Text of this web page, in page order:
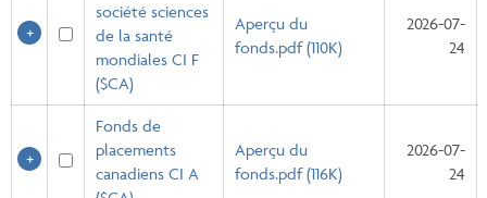
société sciences
de la santé
mondiales CI F
($CA)
Aperçu du
fonds.pdf (110K)
2026-07-
24
Fonds de
placements
canadiens CI A
Aperçu du
fonds.pdf (116K)
2026-07-
24